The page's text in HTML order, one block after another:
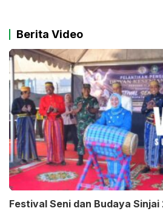
Berita Video
Festival Seni dan Budaya Sinjai